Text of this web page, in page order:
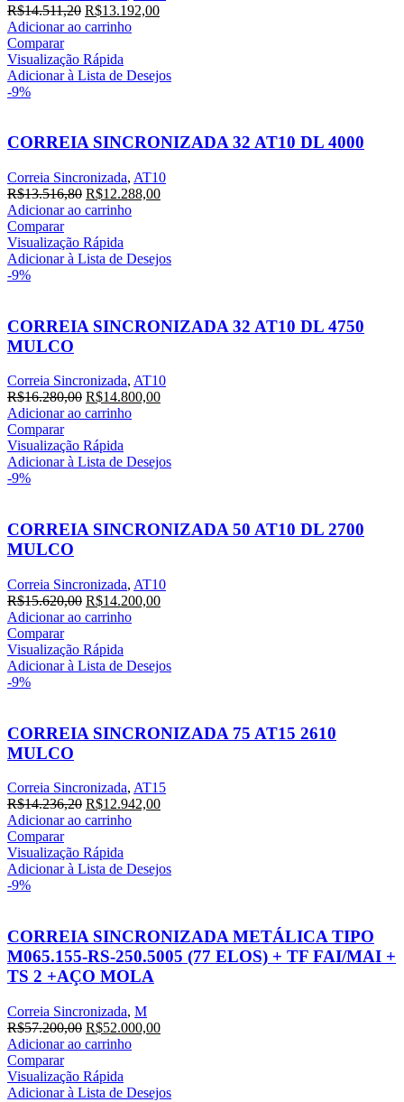
R$14.511,20 O
preço
era:
R$14.511,20.
R$13.192,00O
R$13.192,00.
Adicionar ao carrinho
Comparar
Visualização Rápida
Adicionar à Lista de Desejos
-9%
CORREIA SINCRONIZADA 32 AT10 DL 4000
Correia Sincronizada, AT10
R$13.516,80 O
preço
era:
R$13.516,80.
R$12.288,00O
R$12.288,00.
Adicionar ao carrinho
Comparar
Visualização Rápida
Adicionar à Lista de Desejos
-9%
CORREIA SINCRONIZADA 32 AT10 DL 4750
MULCO
Correia Sincronizada, AT10
R$16.280,00 O
preço
era:
R$16.280,00.
R$14.800,00O
R$14.800,00.
Adicionar ao carrinho
Comparar
Visualização Rápida
Adicionar à Lista de Desejos
-9%
CORREIA SINCRONIZADA 50 AT10 DL 2700
MULCO
Correia Sincronizada, AT10
R$15.620,00 O
preço
era:
R$15.620,00.
R$14.200,00O
R$14.200,00.
Adicionar ao carrinho
Comparar
Visualização Rápida
Adicionar à Lista de Desejos
-9%
CORREIA SINCRONIZADA 75 AT15 2610
MULCO
Correia Sincronizada, AT15
R$14.236,20 O
preço
era:
R$14.236,20.
R$12.942,00O
R$12.942,00.
Adicionar ao carrinho
Comparar
Visualização Rápida
Adicionar à Lista de Desejos
-9%
CORREIA SINCRONIZADA METÁLICA TIPO
M065.155-RS-250.5005 (77 ELOS) + TF FAI/MAI +
TS 2 +AÇO MOLA
Correia Sincronizada, M
R$57.200,00 O
preço
era:
R$57.200,00.
R$52.000,00O
R$52.000,00.
Adicionar ao carrinho
Comparar
Visualização Rápida
Adicionar à Lista de Desejos